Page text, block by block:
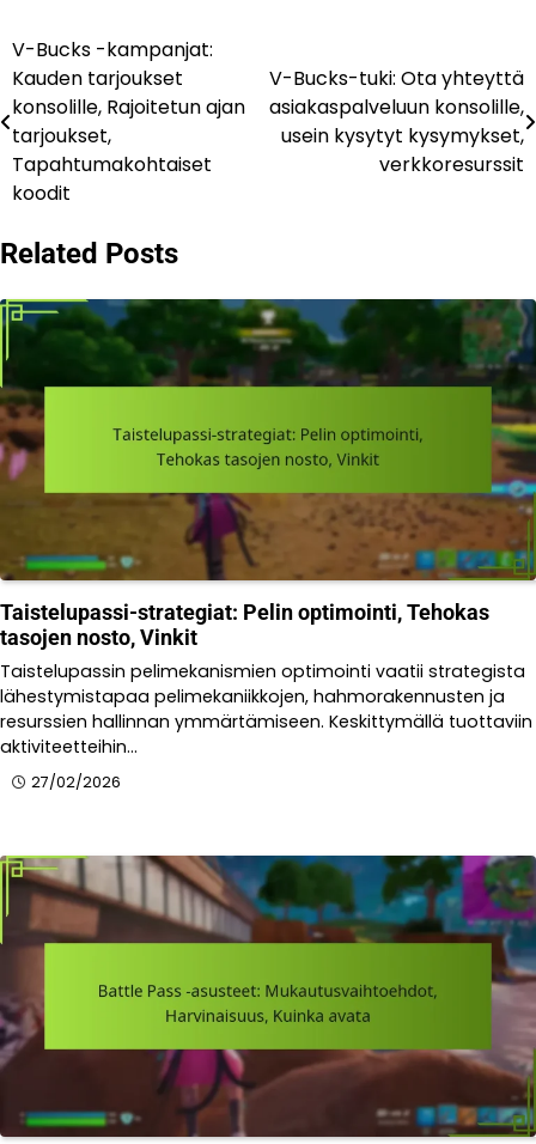
Post
navigation
V-Bucks -kampanjat:
Kauden tarjoukset
konsolille, Rajoitetun ajan
tarjoukset,
Tapahtumakohtaiset
koodit
V-Bucks-tuki: Ota yhteyttä
asiakaspalveluun konsolille,
usein kysytyt kysymykset,
verkkoresurssit
Related Posts
Taistelupassi-strategiat: Pelin optimointi, Tehokas
tasojen nosto, Vinkit
Taistelupassin pelimekanismien optimointi vaatii strategista
lähestymistapaa pelimekaniikkojen, hahmorakennusten ja
resurssien hallinnan ymmärtämiseen. Keskittymällä tuottaviin
aktiviteetteihin…
27/02/2026